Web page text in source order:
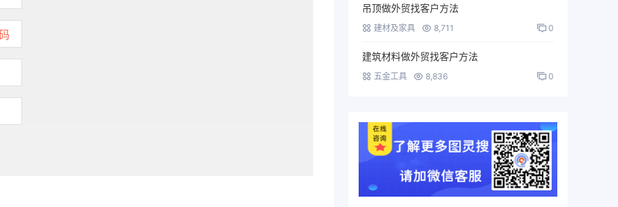
吊顶做外贸找客户方法
建材及家具 8,711 0
建筑材料做外贸找客户方法
五金工具 8,836 0